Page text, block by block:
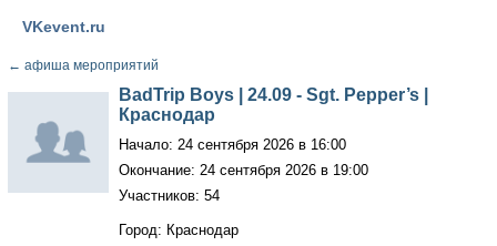
VKevent.ru
← афиша мероприятий
BadTrip Boys | 24.09 - Sgt. Pepper’s |
Краснодар
Начало: 24 сентября 2026 в 16:00
Окончание: 24 сентября 2026 в 19:00
Участников: 54
Город: Краснодар